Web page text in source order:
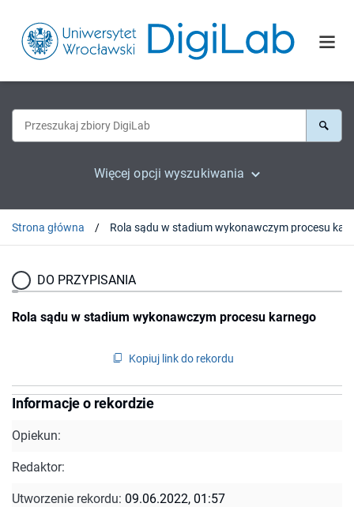
Więcej opcji wyszukiwania
Strona główna
DO PRZYPISANIA
Rola sądu w stadium wykonawczym procesu karnego
Kopiuj link do rekordu
Informacje o rekordzie
Opiekun:
Redaktor:
Utworzenie rekordu: 09.06.2022, 01:57